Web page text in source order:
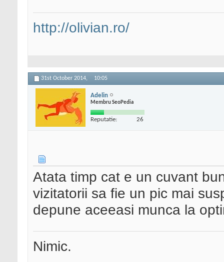
http://olivian.ro/
31st October 2014, 10:05
Adelin
Membru SeoPedia
Reputatie: 26
Atata timp cat e un cuvant
vizitatorii sa fie un pic mai
depune aceeasi munca la
Nimic.